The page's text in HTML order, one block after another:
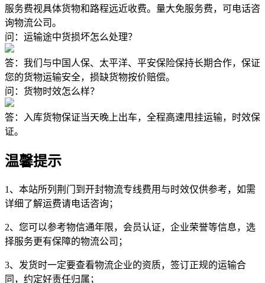
服务费视具体货物和路程远近收费。量大免服务费，可电话咨
询物流公司。
问：运输途中货损坏怎么处理？
答：我们与中国人保、太平洋、平安保险保持长期合作，保证
您的货物运输安全，损缺货物按价赔偿。
问：货物时效怎么样？
答：入库货物保证当天晚上出车，全程高速甩挂运输，时效保
证。
温馨提示
1、本站所列荆门到开封物流专线费用与时效仅供参考，如需
详细了解运费请电话咨询；
2、您可以参考物信通年限，会员认证，企业荣誉等信息，选
择服务更有保障的物流公司；
3、发货时一定要查看物流企业的资质，签订正规的运输合
同，约定好责任归属；